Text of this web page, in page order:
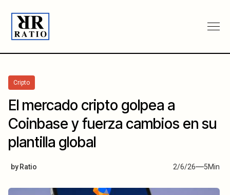
Cripto
El mercado cripto golpea a
Coinbase y fuerza cambios en su
plantilla global
by Ratio 2/6/26 5Min